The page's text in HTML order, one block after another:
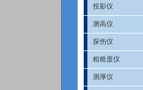
投影仪
测高仪
探伤仪
粗糙度仪
测厚仪